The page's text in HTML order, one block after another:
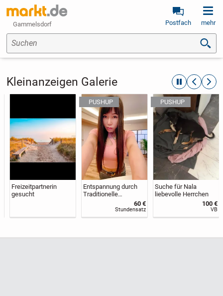
Gammelsdorf Postfach mehr
Suchen
Kleinanzeigen Galerie automatische
Freizeitpartnerin
gesucht
Entspannung durch
Traditionelle
60 €
Stundensatz
Suche für Nala
liebevolle Herrchen
100 €
VB